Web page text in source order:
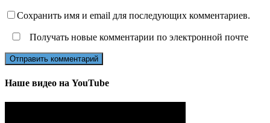
Сохранить имя и email для последующих комментариев.
Получать новые комментарии по электронной почте
Наше видео на YouTube